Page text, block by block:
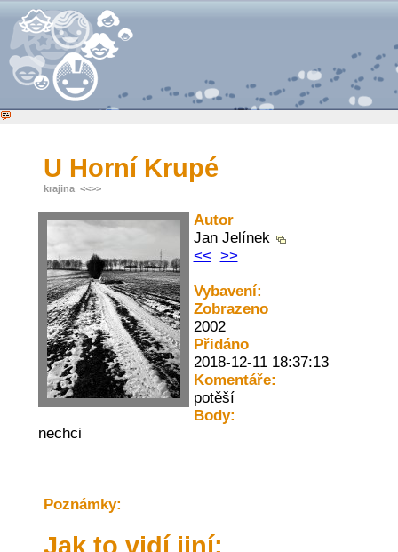
U Horní Krupé
krajina <<>>
Autor
Jan Jelínek
<< >>
Vybavení:
Zobrazeno
2002
Přidáno
2018-12-11 18:37:13
Komentáře:
potěší
Body:
nechci
Poznámky:
Jak to vidí jiní: